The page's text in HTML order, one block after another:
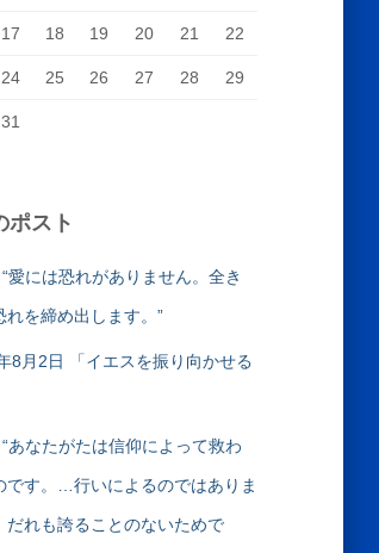
17 18 19 20 21 22
24 25 26 27 28 29
31
ポスト
愛には恐れがありません。全き
れを締め出します。”
8月2日 「イエスを振り向かせる
あなたがたは信仰によって救わ
です。…行いによるのではありま
だれも誇ることのないためで